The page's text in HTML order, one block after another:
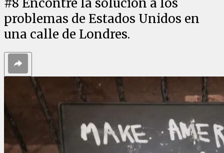
#8 Encontré la solución a los
problemas de Estados Unidos en
una calle de Londres.